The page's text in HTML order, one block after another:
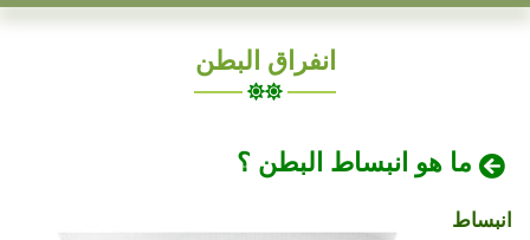
تونس:
فعال
وأسعار
في
انفراق البطن
ما هو انبساط البطن ؟
انبساط